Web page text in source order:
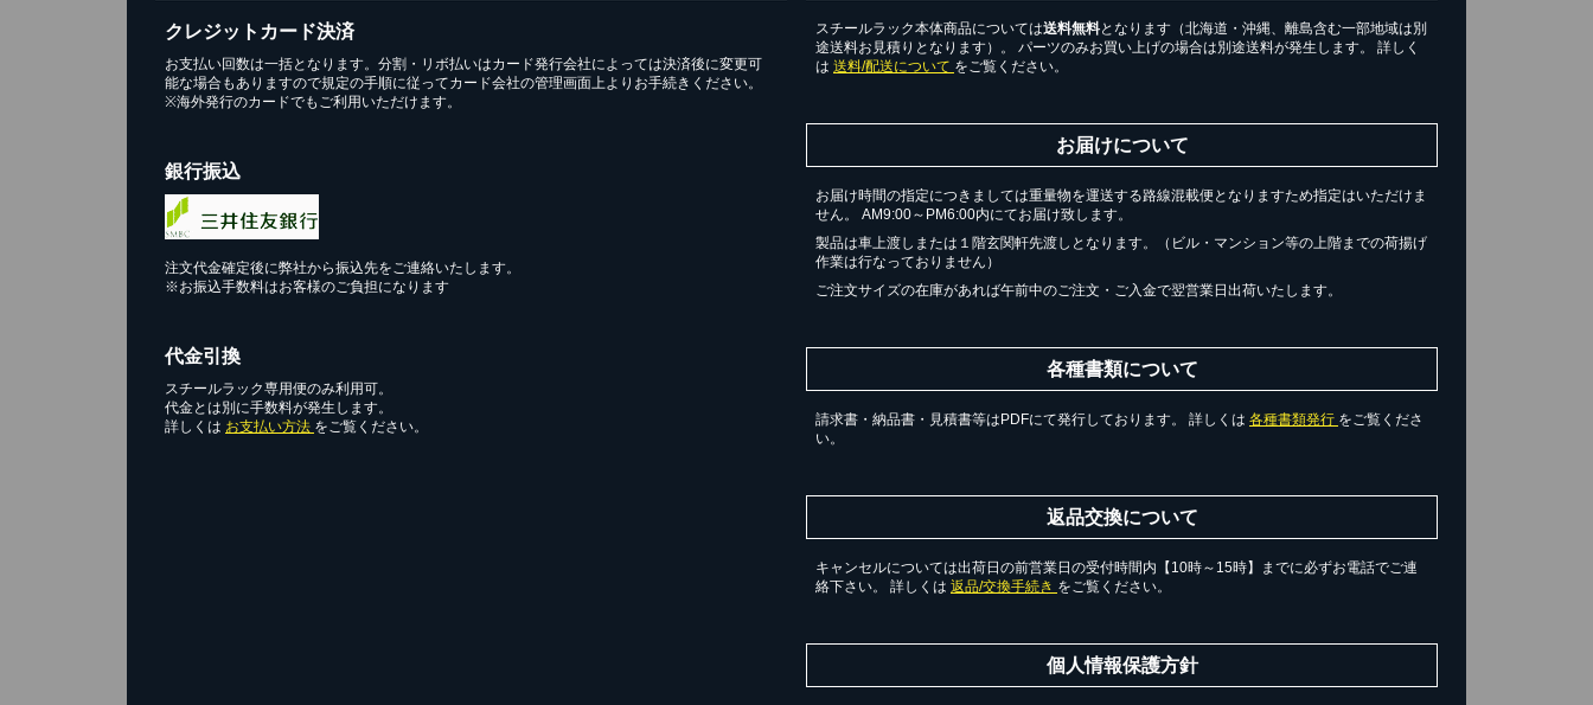
クレジットカード決済
お支払い回数は一括となります。分割・リボ払いはカード発行会社によっては決済後に変更可
能な場合もありますので規定の手順に従ってカード会社の管理画面上よりお手続きください。
※海外発行のカードでもご利用いただけます。
銀行振込
注文代金確定後に弊社から振込先をご連絡いたします。
※お振込手数料はお客様のご負担になります
代金引換
スチールラック専用便のみ利用可。
代金とは別に手数料が発生します。
詳しくは お支払い方法 をご覧ください。
スチールラック本体商品については送料無料となります（北海道・沖縄、離島含む一部地域は別
途送料お見積りとなります）。 パーツのみお買い上げの場合は別途送料が発生します。 詳しく
は 送料/配送について をご覧ください。
お届けについて
お届け時間の指定につきましては重量物を運送する路線混載便となりますため指定はいただけま
せん。 AM9:00～PM6:00内にてお届け致します。
製品は車上渡しまたは１階玄関軒先渡しとなります。（ビル・マンション等の上階までの荷揚げ
作業は行なっておりません）
ご注文サイズの在庫があれば午前中のご注文・ご入金で翌営業日出荷いたします。
各種書類について
請求書・納品書・見積書等はPDFにて発行しております。 詳しくは 各種書類発行 をご覧くださ
い。
返品交換について
キャンセルについては出荷日の前営業日の受付時間内【10時～15時】までに必ずお電話でご連
絡下さい。 詳しくは 返品/交換手続き をご覧ください。
個人情報保護方針